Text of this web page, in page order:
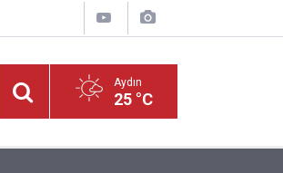
Aydın
25 °C